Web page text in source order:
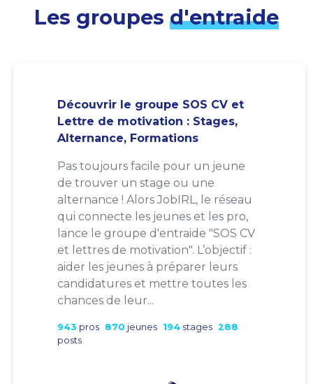
Les groupes d'entraide
Découvrir le groupe SOS CV et
Lettre de motivation : Stages,
Alternance, Formations
Pas toujours facile pour un jeune
de trouver un stage ou une
alternance ! Alors JobIRL, le réseau
qui connecte les jeunes et les pro,
lance le groupe d'entraide "SOS CV
et lettres de motivation". L’objectif :
aider les jeunes à préparer leurs
candidatures et mettre toutes les
chances de leur...
943 pros 870 jeunes 194 stages 288
posts